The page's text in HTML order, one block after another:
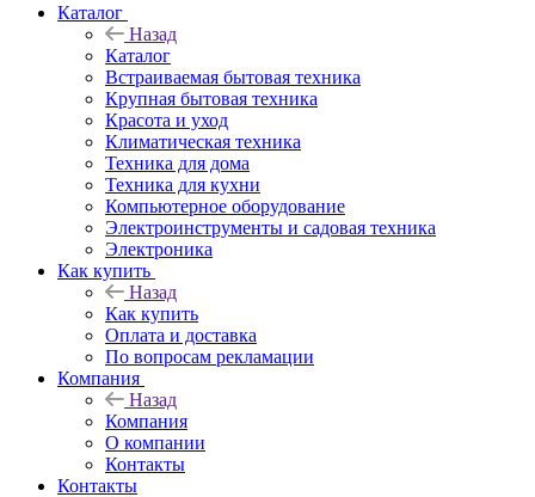
Каталог
Назад
Каталог
Встраиваемая бытовая техника
Крупная бытовая техника
Красота и уход
Климатическая техника
Техника для дома
Техника для кухни
Компьютерное оборудование
Электроинструменты и садовая техника
Электроника
Как купить
Назад
Как купить
Оплата и доставка
По вопросам рекламации
Компания
Назад
Компания
О компании
Контакты
Контакты